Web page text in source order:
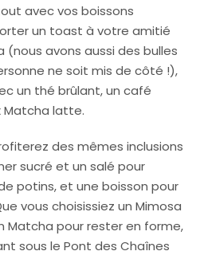
avec vos boissons
un toast à votre amitié
(nous avons aussi des bulles
ne soit mis de côté !),
un thé brûlant, un café
Matcha latte.
des mêmes inclusions
sucré et un salé pour
potins, et une boisson pour
vous choisissiez un Mimosa
Matcha pour rester en forme,
sous le Pont des Chaînes